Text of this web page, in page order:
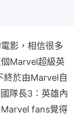
影，相信很多
Marvel超級英
於由Marvel自
隊長3：英雄內
fans覺得